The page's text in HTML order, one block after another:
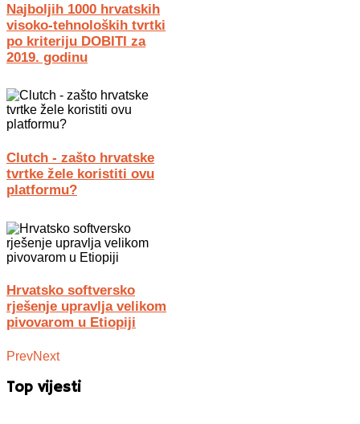
Najboljih 1000 hrvatskih
visoko-tehnoloških tvrtki
po kriteriju DOBITI za
2019. godinu
Clutch - zašto hrvatske
tvrtke žele koristiti ovu
platformu?
Hrvatsko softversko
rješenje upravlja velikom
pivovarom u Etiopiji
PrevNext
Top vijesti